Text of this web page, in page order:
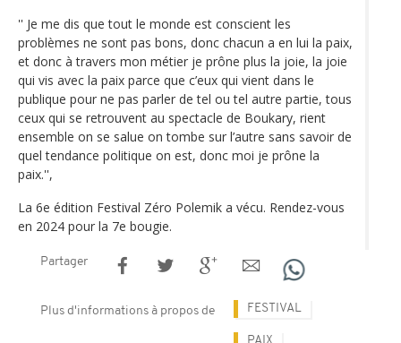
'' Je me dis que tout le monde est conscient les
problèmes ne sont pas bons, donc chacun a en lui la paix,
et donc à travers mon métier je prône plus la joie, la joie
qui vis avec la paix parce que c’eux qui vient dans le
publique pour ne pas parler de tel ou tel autre partie, tous
ceux qui se retrouvent au spectacle de Boukary, rient
ensemble on se salue on tombe sur l’autre sans savoir de
quel tendance politique on est, donc moi je prône la
paix.'',
La 6e édition Festival Zéro Polemik a vécu. Rendez-vous
en 2024 pour la 7e bougie.
Partager
Plus d'informations à propos de FESTIVAL